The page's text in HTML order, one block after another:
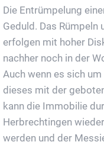
Die Entrümpelung
Geduld. Das Rümpeln
erfolgen mit hoher
nachher noch in der
Auch wenn es sich
dieses mit der
kann die Immobilie
Herbrechtingen
werden und der